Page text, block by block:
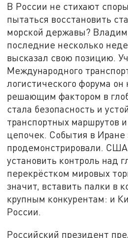
В России не стихают
пытаться восстановить
морской державы?
последние несколько
высказал свою позицию.
Международного
логистического форума
решающим фактором в
стала безопасность и
транспортных маршрутов
цепочек. События в Иране
продемонстрировали.
установить контроль над
перекрёстком мировых
значит, вставить палки в
крупным конкурентам: и
России.
Российский президент